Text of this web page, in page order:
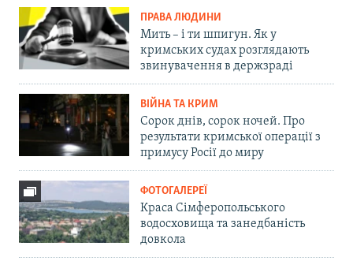
ПРАВА ЛЮДИНИ
Мить – і ти шпигун. Як у
кримських судах розглядають
звинувачення в держзраді
ВІЙНА ТА КРИМ
Сорок днів, сорок ночей. Про
результати кримської операції з
примусу Росії до миру
ФОТОГАЛЕРЕЇ
Краса Сімферопольського
водосховища та занедбаність
довкола